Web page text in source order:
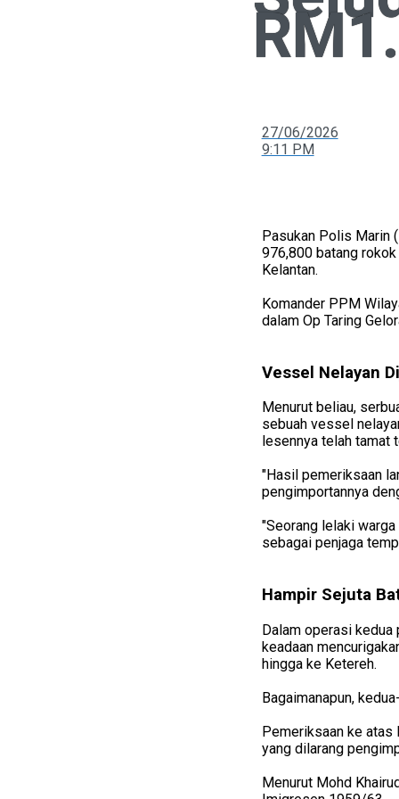
27/06/2026
9:11 PM
Pasukan Polis Marin
976,800 batang
Kelantan.
Komander PPM
dalam Op Taring
Vessel Nelayan
Menurut beliau,
sebuah vessel
lesennya telah tamat
"Hasil pemeriksaan
pengimportannya
"Seorang lelaki
sebagai penjaga
Hampir Sejuta
Dalam operasi kedua
keadaan
hingga ke Ketereh.
Bagaimanapun,
Pemeriksaan ke atas
yang dilarang
Menurut Mohd